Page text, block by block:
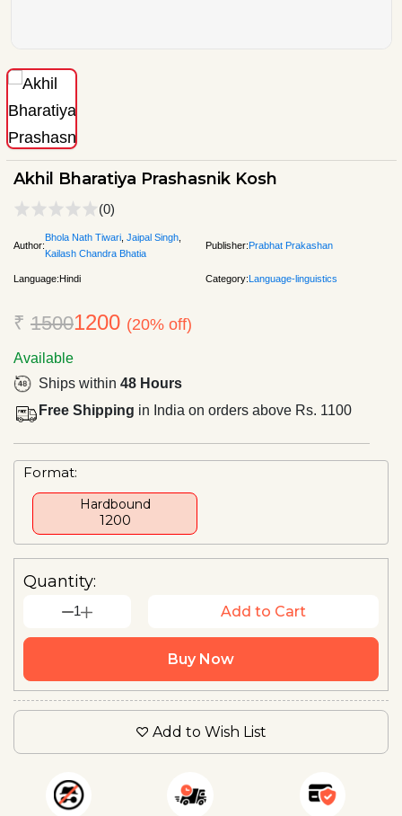
Akhil Bharatiya Prashasnik Kosh
(0)
Author:
Bhola Nath Tiwari Jaipal Singh
Kailash Chandra Bhatia
Publisher:Prabhat Prakashan
Language:Hindi Category:Language-linguistics
₹ 15001200 (20% off)
Available
Ships within 48 Hours
Free Shipping in India on orders above Rs. 1100
Format:
Hardbound
₹1200
Quantity:
1 Add to Cart
Buy Now
Add to Wish List